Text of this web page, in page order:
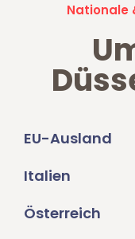
Nationale
EU-Ausland
Italien
Österreich